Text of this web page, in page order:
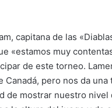
capitana de las
«estamos muy
de este torneo.
Canadá, pero nos da una
de mostrar nuestro nivel